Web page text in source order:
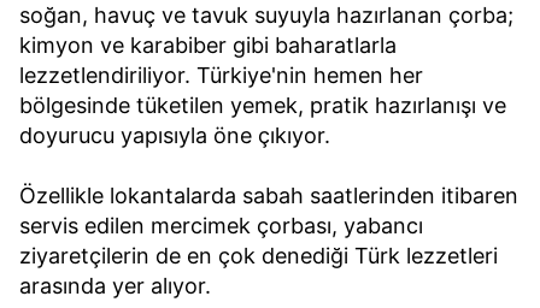
soğan, havuç ve tavuk suyuyla hazırlanan çorba;
kimyon ve karabiber gibi baharatlarla
lezzetlendiriliyor. Türkiye'nin hemen her
bölgesinde tüketilen yemek, pratik hazırlanışı ve
doyurucu yapısıyla öne çıkıyor.
Özellikle lokantalarda sabah saatlerinden itibaren
servis edilen mercimek çorbası, yabancı
ziyaretçilerin de en çok denediği Türk lezzetleri
arasında yer alıyor.